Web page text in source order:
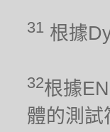
31 根據
32根據
體的測試